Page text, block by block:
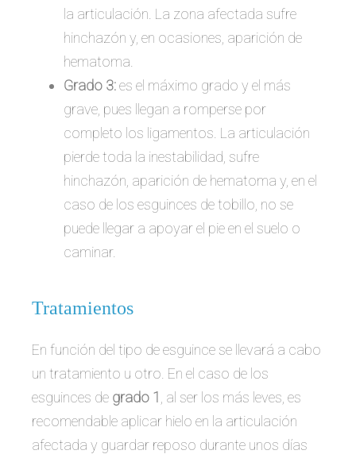
la articulación. La zona afectada sufre
hinchazón y, en ocasiones, aparición de
hematoma.
Grado 3:es el máximo grado y el más
grave, pues llegan a romperse por
completo los ligamentos. La articulación
pierde toda la inestabilidad, sufre
hinchazón, aparición de hematoma y, en el
caso de los esguinces de tobillo, no se
puede llegar a apoyar el pie en el suelo o
caminar.
Tratamientos
En función del tipo de esguince se llevará a cabo
un tratamiento u otro. En el caso de los
esguinces de grado 1 , al ser los más leves, es
recomendable aplicar hielo en la articulación
afectada y guardar reposo durante unos días